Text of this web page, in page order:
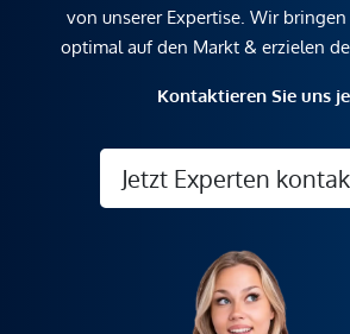
von unserer Expertise. Wir
optimal auf den Markt & erzielen
Kontaktieren Sie uns
Jetzt Experten